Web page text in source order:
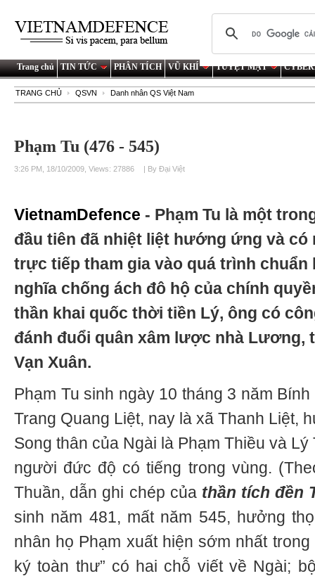
Trang chủ TIN TỨC PHÂN TÍCH VŨ KHÍ TUYỆT MẬT
TRANG CHỦ QSVN Danh nhân QS Việt Nam
Phạm Tu (476 - 545)
3:26 PM, 18/10/2009, Views: 27886 | By Đại Việt
VietnamDefence - Phạm Tu là một
đầu tiên đã nhiệt liệt hướng ứng và có
trực tiếp tham gia vào quá trình
nghĩa chống ách đô hộ của chính
thần khai quốc thời tiền Lý, ông có
đánh đuổi quân xâm lược nhà Lương,
Vạn Xuân.
Phạm Tu sinh ngày 10 tháng 3 năm
Trang Quang Liệt, nay là xã Thanh Liệt,
Song thân của Ngài là Phạm Thiều và
người đức độ có tiếng trong vùng.
Thuần, dẫn ghi chép của thần tích đền
sinh năm 481, mất năm 545, hưởng
nhân họ Phạm xuất hiện sớm nhất
ký toàn thư” có hai chỗ viết về Ngài;